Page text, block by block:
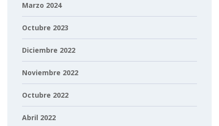
Marzo 2024
Octubre 2023
Diciembre 2022
Noviembre 2022
Octubre 2022
Abril 2022